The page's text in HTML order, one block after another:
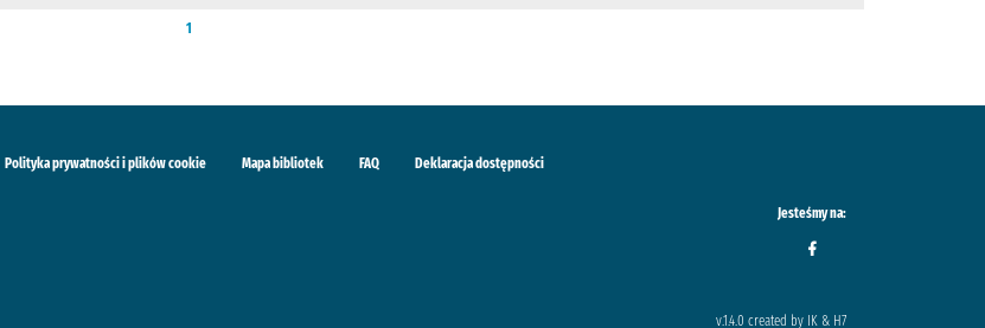
1
Polityka prywatności i plików cookie Mapa bibliotek FAQ Deklaracja dostępności
Jesteśmy na:
v.1.4.0 created by IK & H7